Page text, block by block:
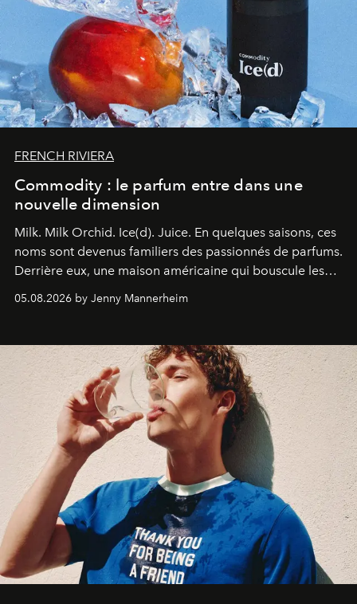
FRENCH RIVIERA
Commodity : le parfum entre dans une
nouvelle dimension
Milk. Milk Orchid. Ice(d). Juice. En quelques saisons, ces
noms sont devenus familiers des passionnés de parfums.
Derrière eux, une maison américaine qui bouscule les
codes de la parfumerie contemporaine en proposant
une approche aussi intuitive que personnelle :
05.08.2026 by Jenny Mannerheim